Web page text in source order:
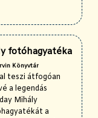
fotóhagyatéka
Könyvtár
teszi átfogóan
a legendás
Mihály
a